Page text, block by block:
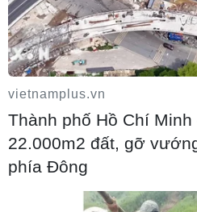
Italy và Hy Lạp trở
virus Tây sông Nile
vietnamplus.vn
Thành phố Hồ Chí
22.000m2 đất, gỡ
phía Đông